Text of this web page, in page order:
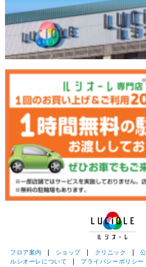
フロア案内 | ショップ | クリニック |
ルシオーレについて
| プライバシーポリシー